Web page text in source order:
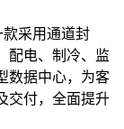
采用通道封
配电、制冷、监
数据中心，为客
交付，全面提升